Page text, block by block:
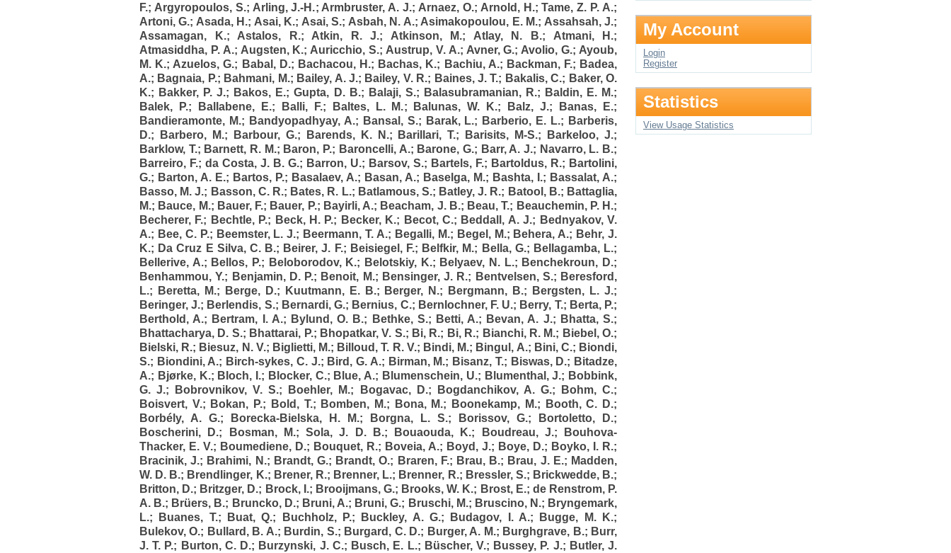
F.; Argyropoulos, S.; Arling, J.-H.; Armbruster, A. J.; Arnaez, O.; Arnold, H.;Tame, Z. P. A.;
Artoni, G.; Asada, H.; Asai, K.; Asai, S.; Asbah, N. A.; Asimakopoulou, E. M.; Assahsah, J.;
Assamagan, K.; Astalos, R.; Atkin, R. J.; Atkinson, M.; Atlay, N. B.; Atmani, H.;
Atmasiddha, P. A.; Augsten, K.; Auricchio, S.; Austrup, V. A.; Avner, G.; Avolio, G.; Ayoub,
M. K.; Azuelos, G.; Babal, D.; Bachacou, H.; Bachas, K.; Bachiu, A.; Backman, F.; Badea,
A.; Bagnaia, P.; Bahmani, M.; Bailey, A. J.; Bailey, V. R.; Baines, J. T.; Bakalis, C.; Baker, O.
K.; Bakker, P. J.; Bakos, E.;Gupta, D. B.; Balaji, S.; Balasubramanian, R.; Baldin, E. M.;
Balek, P.; Ballabene, E.; Balli, F.; Baltes, L. M.; Balunas, W. K.; Balz, J.; Banas, E.;
Bandieramonte, M.; Bandyopadhyay, A.; Bansal, S.; Barak, L.; Barberio, E. L.; Barberis,
D.; Barbero, M.; Barbour, G.; Barends, K. N.; Barillari, T.; Barisits, M-S.; Barkeloo, J.;
Barklow, T.; Barnett, R. M.; Baron, P.; Baroncelli, A.; Barone, G.; Barr, A. J.; Navarro, L. B.;
Barreiro, F.; da Costa, J. B. G.; Barron, U.; Barsov, S.; Bartels, F.; Bartoldus, R.; Bartolini,
G.; Barton, A. E.; Bartos, P.; Basalaev, A.; Basan, A.; Baselga, M.; Bashta, I.; Bassalat, A.;
Basso, M. J.; Basson, C. R.; Bates, R. L.; Batlamous, S.; Batley, J. R.; Batool, B.; Battaglia,
M.; Bauce, M.; Bauer, F.; Bauer, P.; Bayirli, A.; Beacham, J. B.; Beau, T.; Beauchemin, P. H.;
Becherer, F.; Bechtle, P.; Beck, H. P.; Becker, K.; Becot, C.; Beddall, A. J.; Bednyakov, V.
A.; Bee, C. P.; Beemster, L. J.; Beermann, T. A.; Begalli, M.; Begel, M.; Behera, A.; Behr, J.
K.; Da Cruz E Silva, C. B.; Beirer, J. F.; Beisiegel, F.; Belfkir, M.; Bella, G.; Bellagamba, L.;
Bellerive, A.; Bellos, P.; Beloborodov, K.; Belotskiy, K.; Belyaev, N. L.; Benchekroun, D.;
Benhammou, Y.; Benjamin, D. P.; Benoit, M.; Bensinger, J. R.; Bentvelsen, S.; Beresford,
L.; Beretta, M.; Berge, D.; Kuutmann, E. B.; Berger, N.; Bergmann, B.; Bergsten, L. J.;
Beringer, J.; Berlendis, S.; Bernardi, G.; Bernius, C.; Bernlochner, F. U.; Berry, T.; Berta, P.;
Berthold, A.; Bertram, I. A.; Bylund, O. B.; Bethke, S.; Betti, A.; Bevan, A. J.; Bhatta, S.;
Bhattacharya, D. S.; Bhattarai, P.; Bhopatkar, V. S.; Bi, R.; Bi, R.; Bianchi, R. M.; Biebel, O.;
Bielski, R.; Biesuz, N. V.; Biglietti, M.; Billoud, T. R. V.; Bindi, M.; Bingul, A.; Bini, C.; Biondi,
S.; Biondini, A.; Birch-sykes, C. J.; Bird, G. A.; Birman, M.; Bisanz, T.; Biswas, D.; Bitadze,
A.; Bjørke, K.; Bloch, I.; Blocker, C.; Blue, A.; Blumenschein, U.; Blumenthal, J.; Bobbink,
G. J.; Bobrovnikov, V. S.; Boehler, M.; Bogavac, D.; Bogdanchikov, A. G.; Bohm, C.;
Boisvert, V.; Bokan, P.; Bold, T.; Bomben, M.; Bona, M.; Boonekamp, M.; Booth, C. D.;
Borbély, A. G.; Borecka-Bielska, H. M.; Borgna, L. S.; Borissov, G.; Bortoletto, D.;
Boscherini, D.; Bosman, M.; Sola, J. D. B.; Bouaouda, K.; Boudreau, J.;
Bouhova-
Thacker, E. V.; Boumediene, D.; Bouquet, R.; Boveia, A.; Boyd, J.; Boye, D.; Boyko, I. R.;
Bracinik, J.; Brahimi, N.; Brandt, G.; Brandt, O.; Braren, F.; Brau, B.; Brau, J. E.; Madden,
W. D. B.; Brendlinger, K.; Brener, R.; Brenner, L.; Brenner, R.; Bressler, S.; Brickwedde, B.;
Britton, D.; Britzger, D.; Brock, I.; Brooijmans, G.; Brooks, W. K.; Brost, E.; de Renstrom, P.
A. B.; Brüers, B.; Bruncko, D.; Bruni, A.; Bruni, G.; Bruschi, M.; Bruscino, N.; Bryngemark,
L.; Buanes, T.; Buat, Q.; Buchholz, P.; Buckley, A. G.; Budagov, I. A.; Bugge, M. K.;
Bulekov, O.; Bullard, B. A.; Burdin, S.; Burgard, C. D.; Burger, A. M.; Burghgrave, B.; Burr,
J. T. P.; Burton, C. D.; Burzynski, J. C.; Busch, E. L.; Büscher, V.; Bussey, P. J.; Butler, J.
My Account
Login
Register
Statistics
View Usage Statistics